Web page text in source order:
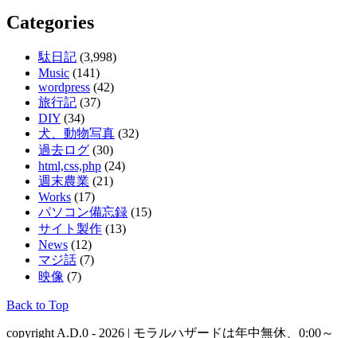
Categories
駄日記 (3,998)
Music (141)
wordpress (42)
旅行記 (37)
DIY (34)
犬、動物写真 (32)
過去ログ (30)
html,css,php (24)
週末農業 (21)
Works (17)
パソコン備忘録 (15)
サイト製作 (13)
News (12)
マジ話 (7)
映像 (7)
Back to Top
copyright A.D.0 - 2026 | モラルハザードは年中無休、0:00～